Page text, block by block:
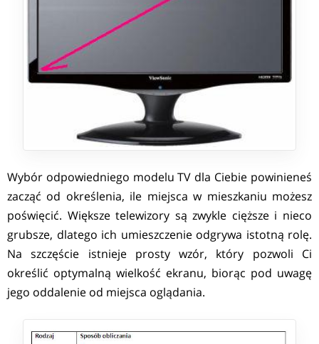
Wybór odpowiedniego modelu TV dla Ciebie powinieneś
zacząć od określenia, ile miejsca w mieszkaniu możesz
poświęcić. Większe telewizory są zwykle cięższe i nieco
grubsze, dlatego ich umieszczenie odgrywa istotną rolę.
Na szczęście istnieje prosty wzór, który pozwoli Ci
określić optymalną wielkość ekranu, biorąc pod uwagę
jego oddalenie od miejsca oglądania.